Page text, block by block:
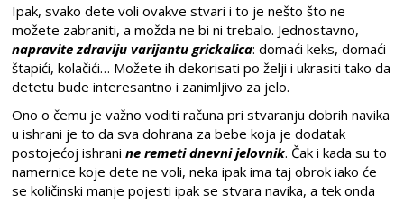
Ipak, svako dete voli ovakve stvari i to je nešto što ne
možete zabraniti, a možda ne bi ni trebalo. Jednostavno,
napravite zdraviju varijantu grickalica: domaći keks, domaći
štapići, kolačići… Možete ih dekorisati po želji i ukrasiti tako da
detetu bude interesantno i zanimljivo za jelo.
Ono o čemu je važno voditi računa pri stvaranju dobrih navika
u ishrani je to da sva dohrana za bebe koja je dodatak
postojećoj ishranine remeti dnevni jelovnik. Čak i kada su to
namernice koje dete ne voli, neka ipak ima taj obrok iako će
se količinski manje pojesti ipak se stvara navika, a tek onda